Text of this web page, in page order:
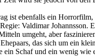
ist ebenfalls ein Horrorfilm,
Valdimar Johannsson.
umgeht, aber
das sich um ein
ein Schaf und ein wenig wie